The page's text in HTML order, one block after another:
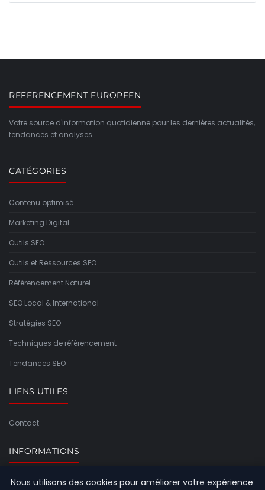
REFERENCEMENT EUROPEEN
Votre source d'information quotidienne pour les dernières actualités,
tendances et analyses.
CATÉGORIES
Contenu optimisé
Marketing Digital
Outils SEO
Outils et Ressources SEO
Référencement Naturel
SEO Local & International
Stratégies SEO
Techniques de référencement
Tendances SEO
LIENS UTILES
Contact
INFORMATIONS
Plan du site
Nous utilisons des cookies pour améliorer votre expérience